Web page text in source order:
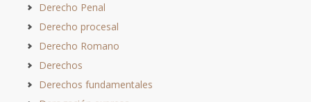
Derecho Penal
Derecho procesal
Derecho Romano
Derechos
Derechos fundamentales